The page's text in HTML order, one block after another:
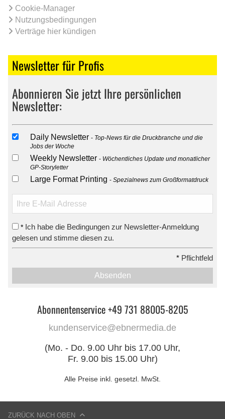
Cookie-Manager
Nutzungsbedingungen
Verträge hier kündigen
Newsletter für Profis
Abonnieren Sie jetzt Ihre persönlichen
Newsletter:
Daily Newsletter
Top-News für die Druckbranche und die
Jobs der Woche
Weekly Newsletter
Wöchentliches Update und monatlicher
GP-Storyletter
Large Format Printing Spezialnews zum Großformatdruck
* Ich habe die Bedingungen zur Newsletter-Anmeldung
gelesen und stimme diesen zu.
* Pflichtfeld
Absenden
Abonnentenservice +49 731 88005-8205
kundenservice@ebnermedia.de
(Mo. - Do. 9.00 Uhr bis 17.00 Uhr,
Fr. 9.00 bis 15.00 Uhr)
Alle Preise inkl. gesetzl. MwSt.
ZURÜCK NACH OBEN